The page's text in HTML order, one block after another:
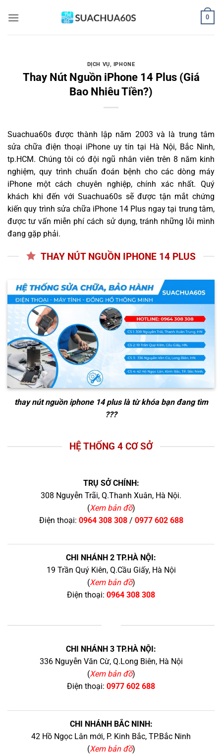
qua
0
DỊCH VỤ, IPHONE
Thay Nút Nguồn iPhone 14 Plus (Giá
Bao Nhiêu Tiền?)
Suachua60s được thành lập năm 2003 và là trung tâm
sửa chữa điện thoại iPhone uy tín tại Hà Nội, Bắc Ninh,
tp.HCM. Chúng tôi có đội ngũ nhân viên trên 8 năm kinh
nghiệm, quy trình chuẩn đoán bệnh cho các dòng máy
iPhone một cách chuyên nghiệp, chính xác nhất. Quý
khách khi đến với Suachua60s sẽ được tận mắt chứng
kiến quy trình sửa chữa iPhone 14 Plus ngay tại trung tâm,
được tư vấn miễn phí cách sử dụng, tránh những lỗi mình
đang gặp phải.
THAY NÚT NGUỒN IPHONE 14 PLUS
thay nút nguồn iphone 14 pluslà từ khóa bạn đang tìm
???
HỆ THỐNG 4 CƠ SỞ
TRỤ SỞ CHÍNH:
308 Nguyễn Trãi, Q.Thanh Xuân, Hà Nội.
(Xem bản đồ)
Điện thoại: 0964 308 308/ 0977 602 688
CHI NHÁNH 2 TP.HÀ NỘI:
19 Trần Quý Kiên, Q.Cầu Giấy, Hà Nội
(Xem bản đồ)
Điện thoại: 0964 308 308
CHI NHÁNH 3 TP.HÀ NỘI:
336 Nguyễn Văn Cừ, Q.Long Biên, Hà Nội
(Xem bản đồ)
Điện thoại: 0977 602 688
CHI NHÁNH BẮC NINH:
42 Hồ Ngọc Lân mới, P. Kinh Bắc, TP.Bắc Ninh
(Xem bản đồ)